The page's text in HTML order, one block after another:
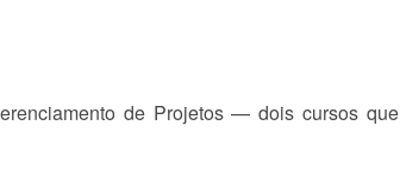
de Projetos — dois cursos que